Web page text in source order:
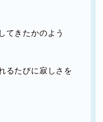
てきたかのよう
るたびに寂しさを